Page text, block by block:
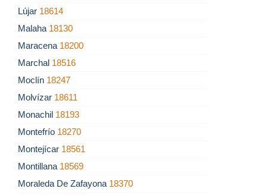
Lújar 18614
Malaha 18130
Maracena 18200
Marchal 18516
Moclín 18247
Molvízar 18611
Monachil 18193
Montefrío 18270
Montejícar 18561
Montillana 18569
Moraleda De Zafayona 18370